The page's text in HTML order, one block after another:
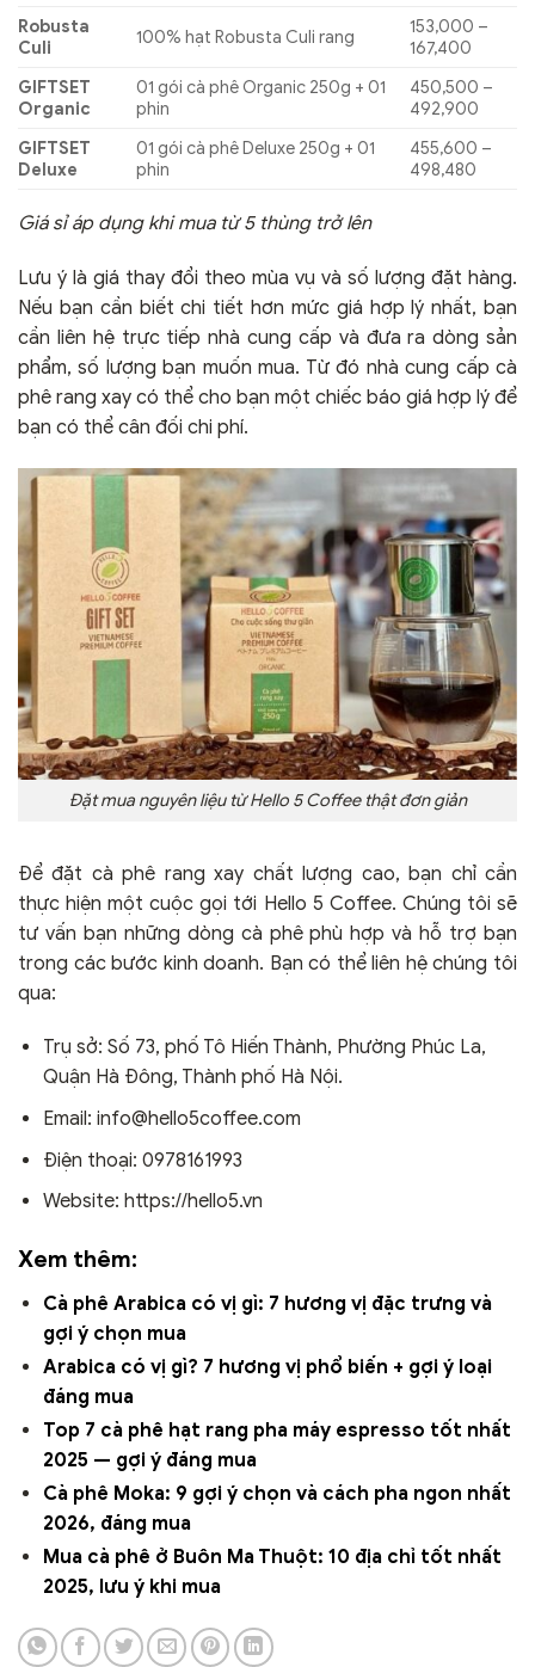
Robusta
Culi
100% hạt Robusta Culi rang
153,000 –
167,400
GIFTSET
Organic
01 gói cà phê Organic 250g + 01
phin
450,500 –
492,900
GIFTSET
Deluxe
01 gói cà phê Deluxe 250g + 01
phin
455,600 –
498,480
Giá sỉ áp dụng khi mua từ 5 thùng trở lên
Lưu ý là giá thay đổi theo mùa vụ và số lượng đặt hàng.
Nếu bạn cần biết chi tiết hơn mức giá hợp lý nhất, bạn
cần liên hệ trực tiếp nhà cung cấp và đưa ra dòng sản
phẩm, số lượng bạn muốn mua. Từ đó nhà cung cấp cà
phê rang xay có thể cho bạn một chiếc báo giá hợp lý để
bạn có thể cân đối chi phí.
Đặt mua nguyên liệu từ Hello 5 Coffee thật đơn giản
Để đặt cà phê rang xay chất lượng cao, bạn chỉ cần
thực hiện một cuộc gọi tới Hello 5 Coffee. Chúng tôi sẽ
tư vấn bạn những dòng cà phê phù hợp và hỗ trợ bạn
trong các bước kinh doanh. Bạn có thể liên hệ chúng tôi
qua:
Trụ sở: Số 73, phố Tô Hiến Thành, Phường Phúc La,
Quận Hà Đông, Thành phố Hà Nội.
Email: info@hello5coffee.com
Điện thoại: 0978161993
Website: https://hello5.vn
Xem thêm:
Cà phê Arabica có vị gì: 7 hương vị đặc trưng và
gợi ý chọn mua
Arabica có vị gì? 7 hương vị phổ biến + gợi ý loại
đáng mua
Top 7 cà phê hạt rang pha máy espresso tốt nhất
2025 — gợi ý đáng mua
Cà phê Moka: 9 gợi ý chọn và cách pha ngon nhất
2026, đáng mua
Mua cà phê ở Buôn Ma Thuột: 10 địa chỉ tốt nhất
2025, lưu ý khi mua